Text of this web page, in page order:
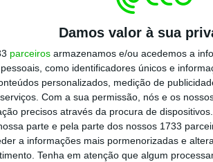
Damos valor à sua
parceiros armazenamos e/ou acedemos a
como identificadores únicos e
personalizados, medição de
Com a sua permissão, nós e os
precisos através da procura de
parte e pela parte dos nossos 1733
a informações mais pormenorizadas e
Tenha em atenção que algum
que Portugal vai solicitar em
dias.
no final do ano passado, 2,46 mil
do PRR, mas reteve 713
e marcos.
falhas, e a única que persiste, foi